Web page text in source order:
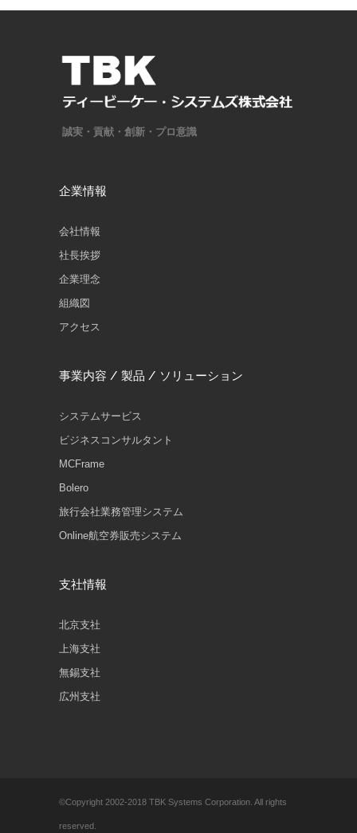
誠実・貢献・創新・プロ意識
企業情報
会社情報
社長挨拶
企業理念
組織図
アクセス
事業内容 / 製品 / ソリューション
システムサービス
ビジネスコンサルタント
MCFrame
Bolero
旅行会社業務管理システム
Online航空券販売システム
支社情報
北京支社
上海支社
無錫支社
広州支社
©Copyright 2002-2018 TBK Systems Corporation. All rights
reserved.